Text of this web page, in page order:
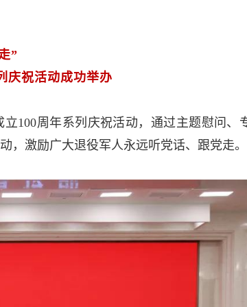
”
祝活动成功举办
100周年系列庆祝活动，通过主题慰问、
，激励广大退役军人永远听党话、跟党走。